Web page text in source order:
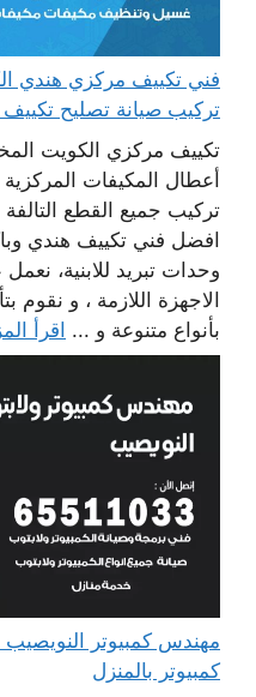
تركيب صيانة تصليح
تكييف مركزي الكويت
أعطال المكيفات
تركيب جميع القطع
افضل فني تكييف هندي
وحدات تبريد للابنية،
الاجهزة اللازمة ، و نقوم
بأنواع متنوعة و ... اقرأ
كمبيوتر بالمنزل